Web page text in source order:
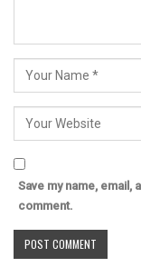
Save my name,
comment.